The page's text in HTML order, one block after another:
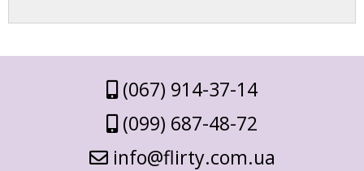
(067) 914-37-14
(099) 687-48-72
info@flirty.com.ua